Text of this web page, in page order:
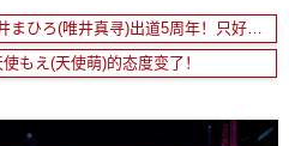
(STARS-855)唯井まひろ(唯井真寻)出道5周年！只好与３年不见的吉村卓啪啪啪了！
もえ(天使萌)的态度变了！